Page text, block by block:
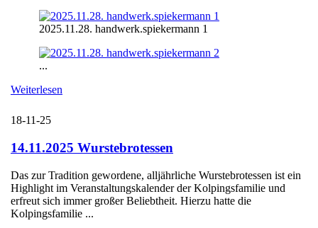
2025.11.28. handwerk.spiekermann 1
...
Weiterlesen
18-11-25
14.11.2025 Wurstebrotessen
Das zur Tradition gewordene, alljährliche Wurstebrotessen ist ein
Highlight im Veranstaltungskalender der Kolpingsfamilie und
erfreut sich immer großer Beliebtheit. Hierzu hatte die
Kolpingsfamilie ...